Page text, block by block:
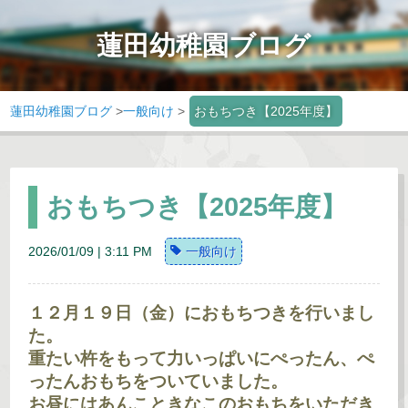
蓮田幼稚園ブログ
蓮田幼稚園ブログ >一般向け > おもちつき【2025年度】
おもちつき【2025年度】
2026/01/09 | 3:11 PM 一般向け
１２月１９日（金）におもちつきを行いまし
た。
重たい杵をもって力いっぱいにぺったん、ぺ
ったんおもちをついていました。
お昼にはあんこときなこのおもちをいただき